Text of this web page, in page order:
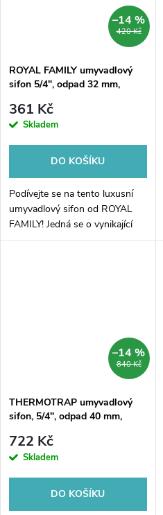
420 Kč
–14 %
ROYAL FAMILY umyvadlový
sifon 5/4", odpad 32 mm,
361 Kč
Skladem
DO KOŠÍKU
Podívejte se na tento luxusní
umyvadlový sifon od ROYAL
FAMILY! Jedná se o vynikající
volbu pro vaše koupelny, která
840 Kč
–14 %
THERMOTRAP umyvadlový
sifon, 5/4", odpad 40 mm,
722 Kč
Skladem
DO KOŠÍKU